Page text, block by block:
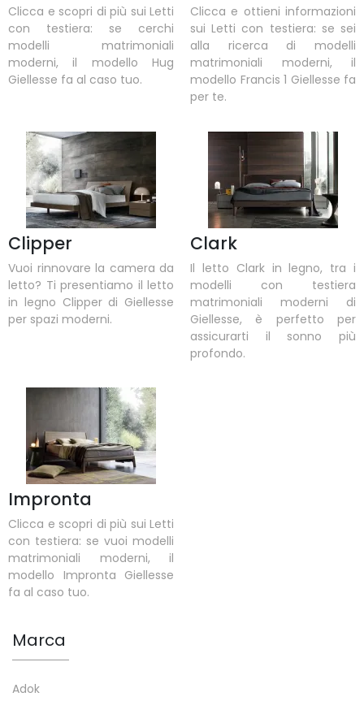
Clicca e scopri di più sui Letti
con testiera: se cerchi
modelli matrimoniali
moderni, il modello Hug
Giellesse fa al caso tuo.
Clicca e ottieni informazioni
sui Letti con testiera: se sei
alla ricerca di modelli
matrimoniali moderni, il
modello Francis 1 Giellesse fa
per te.
Clipper
Vuoi rinnovare la camera da
letto? Ti presentiamo il letto
in legno Clipper di Giellesse
per spazi moderni.
Clark
Il letto Clark in legno, tra i
modelli con testiera
matrimoniali moderni di
Giellesse, è perfetto per
assicurarti il sonno più
profondo.
Impronta
Clicca e scopri di più sui Letti
con testiera: se vuoi modelli
matrimoniali moderni, il
modello Impronta Giellesse
fa al caso tuo.
Marca
Adok